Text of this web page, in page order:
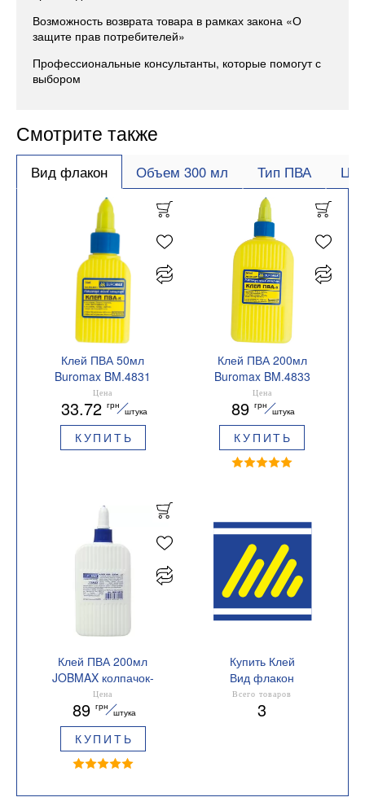
Возможность возврата товара в рамках закона «О
защите прав потребителей»
Профессиональные консультанты, которые помогут с
выбором
Смотрите также
Вид флакон Объем 300 мл Тип ПВА
Клей ПВА 50мл
Buromax BM.4831
Цена
33.72 грн
штука
КУПИТЬ
Клей ПВА 200мл
Buromax BM.4833
белый
Цена
89 грн
штука
КУПИТЬ
Клей ПВА 200мл
JOBMAX колпачок-
дозатор Buromax
BM.4853
Цена
89 грн
штука
КУПИТЬ
Купить Клей
Вид флакон
Всего товаров
3